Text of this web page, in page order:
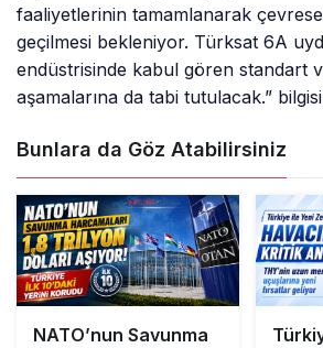
faaliyetlerinin tamamlanarak
geçilmesi bekleniyor. Türksat 6A
endüstrisinde kabul gören standart
aşamalarına da tabi tutulacak.”
Bunlara da Göz Atabilirsiniz
NATO’nun Savunma